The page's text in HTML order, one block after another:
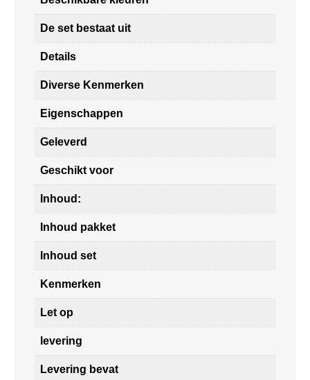
De set bestaat uit
Details
Diverse Kenmerken
Eigenschappen
Geleverd
Geschikt voor
Inhoud:
Inhoud pakket
Inhoud set
Kenmerken
Let op
levering
Levering bevat